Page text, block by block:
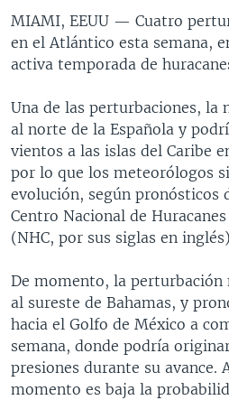
NOTA ECONÓMICA
ENTRETENIMIENTO
MIAMI, EEUU — Cuatro
en el Atlántico esta semana,
activa temporada de
Una de las perturbaciones, la
al norte de la Española y
vientos a las islas del Caribe
por lo que los meteorólogos
evolución, según pronósticos
Centro Nacional de
(NHC, por sus siglas en
De momento, la perturbación
al sureste de Bahamas, y
hacia el Golfo de México a
semana, donde podría
presiones durante su avance.
momento es baja la